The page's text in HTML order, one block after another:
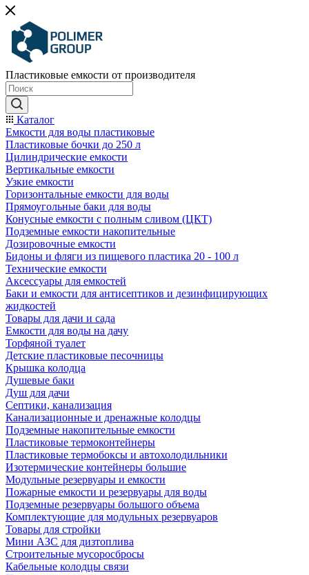
Пластиковые емкости от производителя
Каталог
Емкости для воды пластиковые
Пластиковые бочки до 250 л
Цилиндрические емкости
Вертикальные емкости
Узкие емкости
Горизонтальные емкости для воды
Прямоугольные баки для воды
Конусные емкости с полным сливом (ЦКТ)
Подземные емкости накопительные
Дозировочные емкости
Бидоны и фляги из пищевого пластика 20 - 100 л
Технические емкости
Аксессуары для емкостей
Баки и емкости для антисептиков и дезинфицирующих
жидкостей
Товары для дачи и сада
Емкости для воды на дачу
Торфяной туалет
Детские пластиковые песочницы
Крышка колодца
Душевые баки
Душ для дачи
Септики, канализация
Канализационные и дренажные колодцы
Подземные накопительные емкости
Пластиковые термоконтейнеры
Пластиковые термобоксы и автохолодильники
Изотермические контейнеры большие
Модульные резервуары и емкости
Пожарные емкости и резервуары для воды
Подземные резервуары большого объема
Комплектующие для модульных резервуаров
Товары для стройки
Мини АЗС для дизтоплива
Строительные мусоросбросы
Кабельные колодцы связи